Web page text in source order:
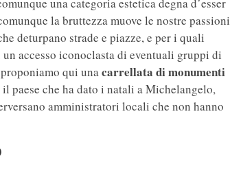
una categoria estetica degna d’esser
la bruttezza muove le nostre passioni
deturpano strade e piazze, e per i quali
accesso iconoclasta di eventuali gruppi di
qui unacarrellata di monumenti
paese che ha dato i natali a Michelangelo,
amministratori locali che non hanno